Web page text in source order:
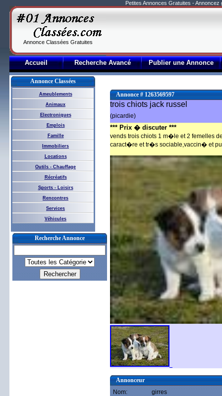
Petites Annonces Gratuites -
Annonce Classées Gratuites
Accueil Recherche Avancé Publier une Annonce
Annonce Classées
Ameublements
Animaux
Electroniques
Emplois
Famille
Immobiliers
Locations
Outils - Chauffage
Récréatifs
Sports - Loisirs
Rencontres
Services
Véhicules
Recherche Annonce
Annonce # 1263569597
trois chiots jack russel
(picardie)
*** Prix � discuter ***
vends trois chiots 1 m�le et 2 femelles
caract�re et tr�s sociable,vaccin� et
Annonceur
Nom:
girres